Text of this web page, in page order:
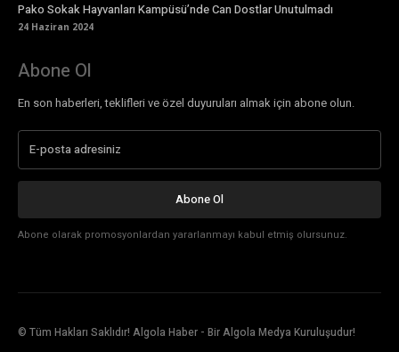
Pako Sokak Hayvanları Kampüsü’nde Can Dostlar Unutulmadı
24 Haziran 2024
Abone Ol
En son haberleri, teklifleri ve özel duyuruları almak için abone olun.
Abone Ol
Abone olarak promosyonlardan yararlanmayı kabul etmiş olursunuz.
© Tüm Hakları Saklıdır! Algola Haber - Bir Algola Medya Kuruluşudur!